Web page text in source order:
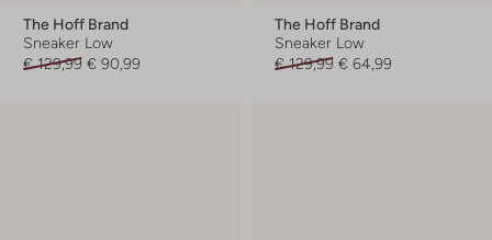
The Hoff Brand
Sneaker Low
€ 129,99 € 90,99
The Hoff Brand
Sneaker Low
€ 129,99 € 64,99